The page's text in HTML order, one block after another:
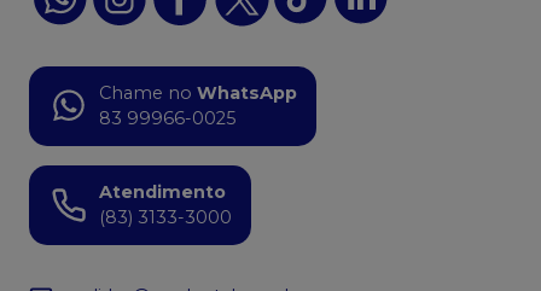
Chame no WhatsApp
83 99966-0025
Atendimento
(83) 3133-3000